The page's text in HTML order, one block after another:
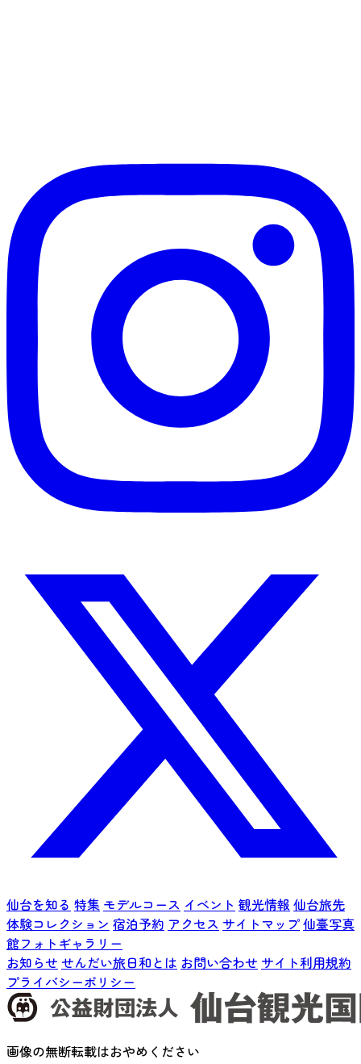
仙台を知る 特集 モデルコース イベント 観光情報 仙台旅先
体験コレクション 宿泊予約 アクセス サイトマップ仙臺写真
館フォトギャラリー
お知らせ せんだい旅日和とは お問い合わせ サイト利用規約
プライバシーポリシー
画像の無断転載はおやめください